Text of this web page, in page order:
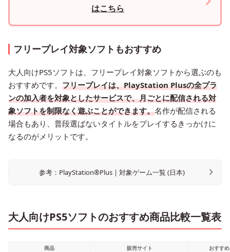
はこちら
フリープレイ対象ソフトもおすすめ
大人向けPS5ソフトは、フリープレイ対象ソフトから選ぶのも
おすすめです。 フリープレイは、PlayStation Plusの全プラ
ンの加入者を対象としたサービスで、月ごとに配信される対
象ソフトを制限なく遊ぶことができます。名作が配信される
場合もあり、普段選ばないタイトルをプレイするきっかけに
なるのがメリットです。
参考：PlayStation®Plus | 対象ゲーム一覧 (日本)
大人向けPS5ソフトのおすすめ商品比較一覧表
商品 販売サイト
おすす